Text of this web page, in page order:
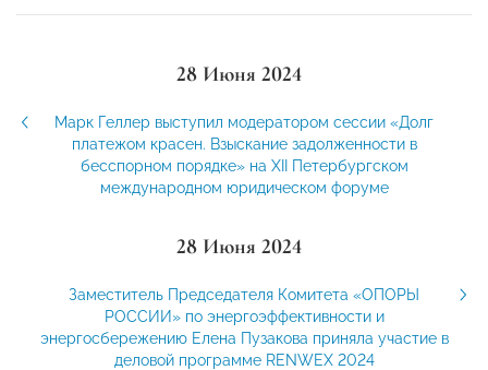
28 Июня 2024
Марк Геллер выступил модератором сессии «Долг
платежом красен. Взыскание задолженности в
бесспорном порядке» на ХII Петербургском
международном юридическом форуме
28 Июня 2024
Заместитель Председателя Комитета «ОПОРЫ
РОССИИ» по энергоэффективности и
энергосбережению Елена Пузакова приняла участие в
деловой программе RENWEX 2024